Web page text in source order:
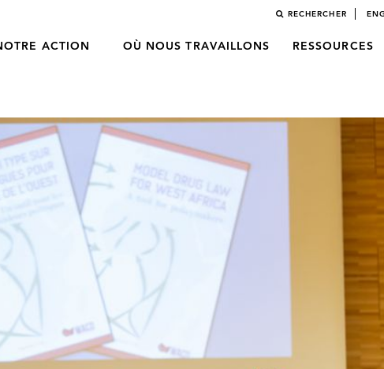
RECHERCHER
ACTION OÙ NOUS TRAVAILLONS RESSOURCES